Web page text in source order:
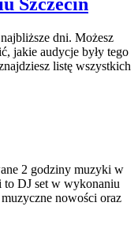
dni. Możesz
jakie audycje były tego
listę wszystkich
2 godziny muzyki w
to DJ set w wykonaniu
nowości oraz